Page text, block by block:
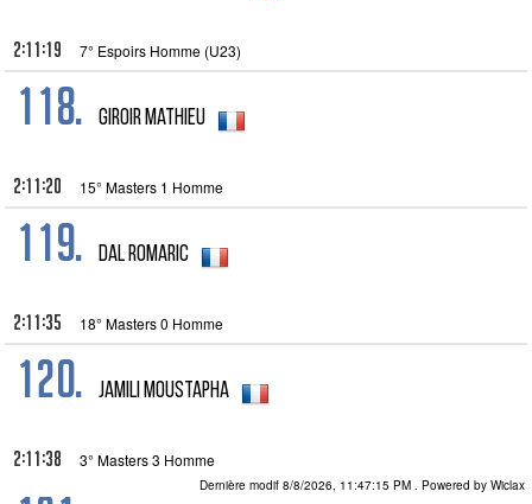
2:11:19 7° Espoirs Homme (U23)
118. Giroir Mathieu
2:11:20 15° Masters 1 Homme
119. dal Romaric
2:11:35 18° Masters 0 Homme
120. Jamili Moustapha
2:11:38 3° Masters 3 Homme
Dernière modif 8/8/2026, 11:47:15 PM . Powered by Wiclax